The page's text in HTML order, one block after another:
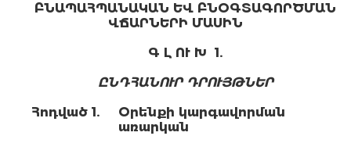
ԲՆԱՊԱՀՊԱՆԱԿԱՆ ԵՎ ԲՆՕԳՏԱԳՈՐԾՄԱՆ
ՎՃԱՐՆԵՐԻ ՄԱՍԻՆ
Գ Լ ՈՒ Խ 1.
ԸՆԴՀԱՆՈՒՐ ԴՐՈՒՅԹՆԵՐ
Հոդված 1.
Օրենքի կարգավորման
առարկան